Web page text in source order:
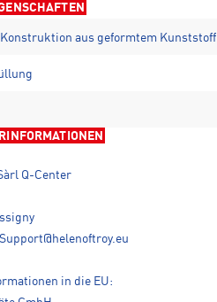
Konstruktion aus geformtem Kunststoff
Q-Center
in die EU: